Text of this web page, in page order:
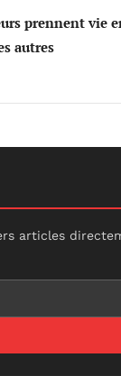
prennent vie
autres
articles